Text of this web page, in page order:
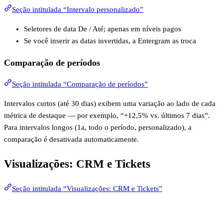
Seção intitulada “Intervalo personalizado”
Seletores de data De / Até; apenas em níveis pagos
Se você inserir as datas invertidas, a Entergram as troca
Comparação de períodos
Seção intitulada “Comparação de períodos”
Intervalos curtos (até 30 dias) exibem uma variação ao lado de cada
métrica de destaque — por exemplo, “+12,5% vs. últimos 7 dias”.
Para intervalos longos (1a, todo o período, personalizado), a
comparação é desativada automaticamente.
Visualizações: CRM e Tickets
Seção intitulada “Visualizações: CRM e Tickets”